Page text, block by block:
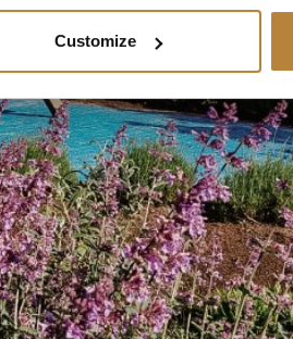
Customize